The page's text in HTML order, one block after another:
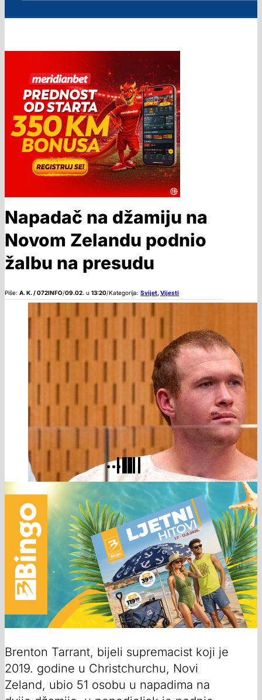
Napadač na džamiju na
Novom Zelandu podnio
žalbu na presudu
Piše: A. K. / 072INFO/09.02. u 13:20/Kategorija: Svijet,Vijesti
Brenton Tarrant, bijeli supremacist koji je
2019. godine u Christchurchu, Novi
Zeland, ubio 51 osobu u napadima na